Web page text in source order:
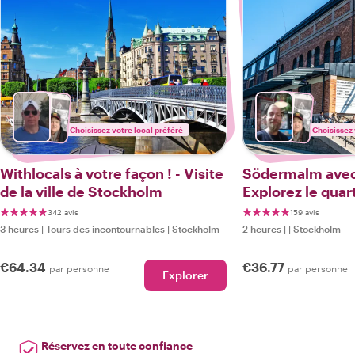
Choisissez votre local préféré
Withlocals à votre façon ! - Visite
de la ville de Stockholm
342 avis
3 heures | Tours des incontournables | Stockholm
€64.34 par personne Explorer
Södermalm
Explorez le
de Stockholm
159 avis
2 heures | | Stockholm
€36.77 par personne
Réservez en toute confiance